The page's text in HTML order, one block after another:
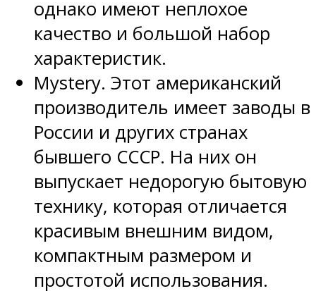
однако имеют неплохое
качество и большой набор
характеристик.
Mystery. Этот американский
производитель имеет заводы в
России и других странах
бывшего СССР. На них он
выпускает недорогую бытовую
технику, которая отличается
красивым внешним видом,
компактным размером и
простотой использования.